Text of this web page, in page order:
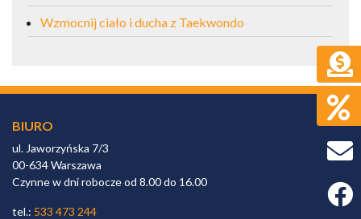
Wzmocnij ciało i ducha z Taekwondo
BIURO
ul. Jaworzyńska 7/3
00-634 Warszawa
Czynne w dni robocze od 8.00 do 16.00
tel.: 533 473 244